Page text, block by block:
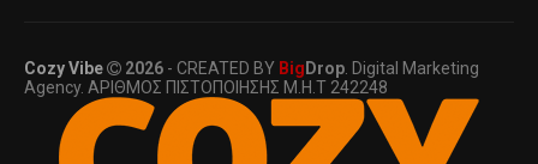
Cozy Vibe 2026 - CREATED BY Big Drop . Digital Marketing
Agency. ΑΡΙΘΜΟΣ ΠΙΣΤΟΠΟΙΗΣΗΣ Μ.Η.Τ 242248